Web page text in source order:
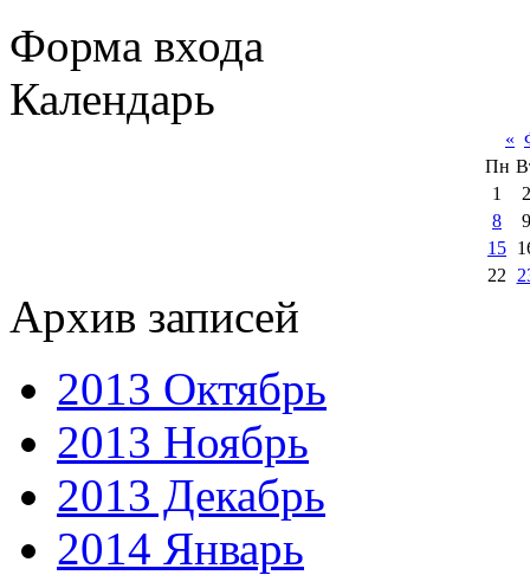
Форма входа
Календарь
«
Пн
1
2
8
9
15
22
Архив записей
2013 Октябрь
2013 Ноябрь
2013 Декабрь
2014 Январь